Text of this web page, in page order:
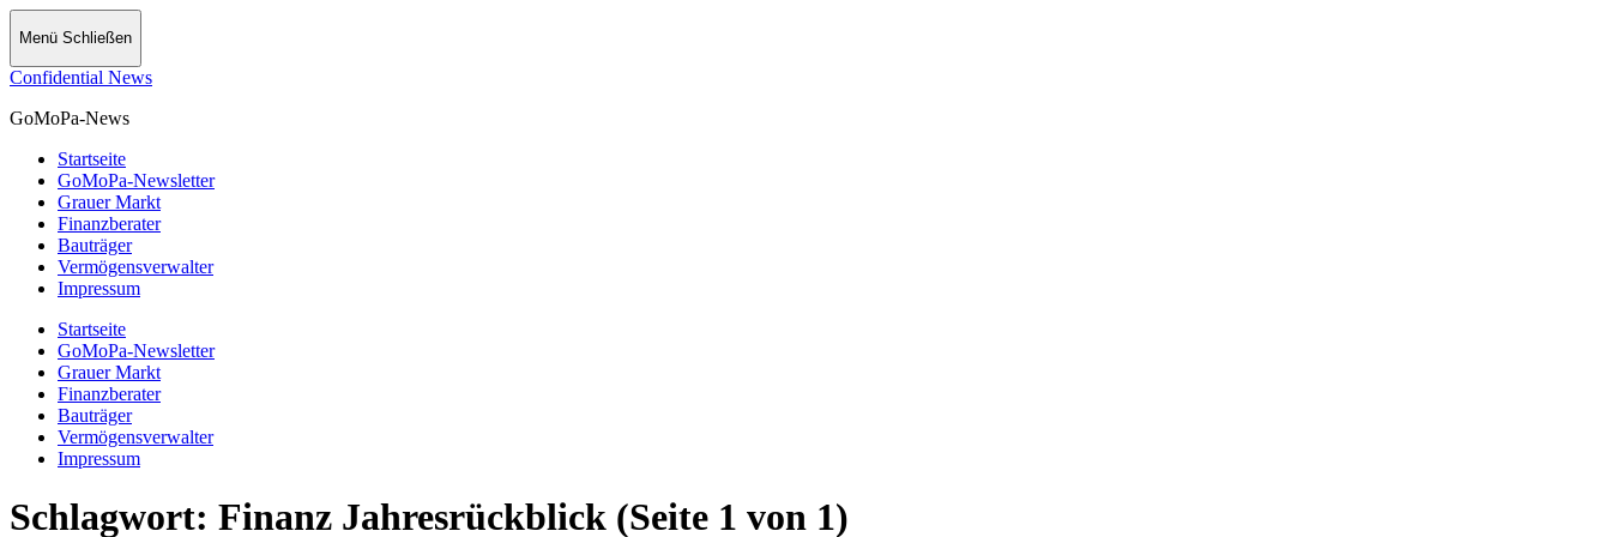
Menü Schließen
Confidential News
GoMoPa-News
Startseite
GoMoPa-Newsletter
Grauer Markt
Finanzberater
Bauträger
Vermögensverwalter
Impressum
Startseite
GoMoPa-Newsletter
Grauer Markt
Finanzberater
Bauträger
Vermögensverwalter
Impressum
Schlagwort: Finanz Jahresrückblick (Seite 1 von 1)